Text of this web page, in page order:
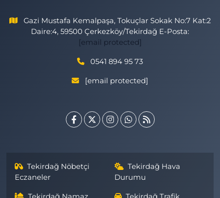
Gazi Mustafa Kemalpaşa, Tokuçlar Sokak No:7 Kat:2
Daire:4, 59500 Çerkezköy/Tekirdağ E-Posta:
[email protected]
0541 894 95 73
[email protected]
Tekirdağ Nöbetçi
Eczaneler
Tekirdağ Hava
Durumu